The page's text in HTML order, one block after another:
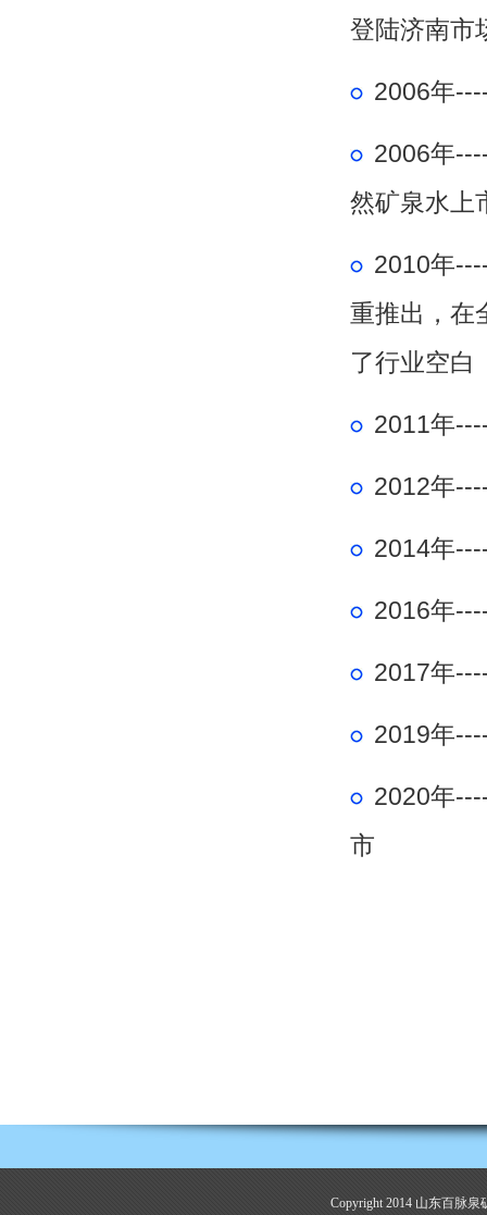
登陆济南市
2006年
2006年
然矿泉水上
2010年
重推出，在
了行业空白
2011年
2012年
2014年
2016年
2017年
2019年
2020年
市
Copyright 2014 山东百脉泉